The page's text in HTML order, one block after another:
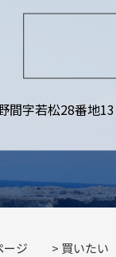
間字若松28番地13
ージ 買いたい